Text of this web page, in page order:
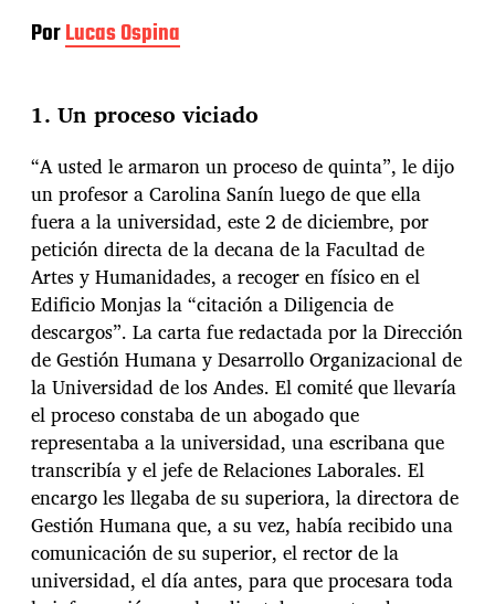
PorLucas Ospina
1. Un proceso viciado
“A usted le armaron un proceso de quinta”, le dijo
un profesor a Carolina Sanín luego de que ella
fuera a la universidad, este 2 de diciembre, por
petición directa de la decana de la Facultad de
Artes y Humanidades, a recoger en físico en el
Edificio Monjas la “citación a Diligencia de
descargos”. La carta fue redactada por la Dirección
de Gestión Humana y Desarrollo Organizacional de
la Universidad de los Andes. El comité que llevaría
el proceso constaba de un abogado que
representaba a la universidad, una escribana que
transcribía y el jefe de Relaciones Laborales. El
encargo les llegaba de su superiora, la directora de
Gestión Humana que, a su vez, había recibido una
comunicación de su superior, el rector de la
universidad, el día antes, para que procesara toda